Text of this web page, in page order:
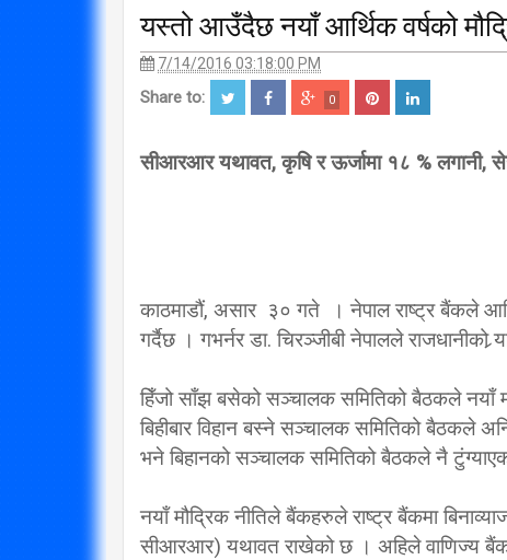
यस्तो आउँदैछ नयाँ आर्थिक वर्षको
7/14/2016 03:18:00 PM
Share to: 0
सीआरआर यथावत, कृषि र ऊर्जामा १८ % लगानी,
काठमाडौं, असार ३० गते । नेपाल राष्ट्र बैंकले
गर्दैछ । गभर्नर डा. चिरञ्जीबी नेपालले राजधानीको
हिँजो साँझ बसेको सञ्चालक समितिको बैठकले नयाँ
बिहीबार विहान बस्ने सञ्चालक समितिको बैठकले
भने बिहानको सञ्चालक समितिको बैठकले नै
नयाँ मौद्रिक नीतिले बैंकहरुले राष्ट्र बैंकमा
सीआरआर) यथावत राखेको छ । अहिले वाणिज्य
विप्लव समूह संविधानको
दायराभित्र आएर हिँड्नुको
विकल्प छैन् : मुख्यमन्त्री राई
3/10/2018
सरकारलाई
गर्छ
2/